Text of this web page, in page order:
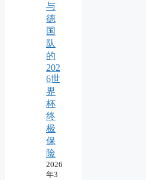
与
德
国
队
的
202
6世
界
杯
终
极
保
险
2026
年3